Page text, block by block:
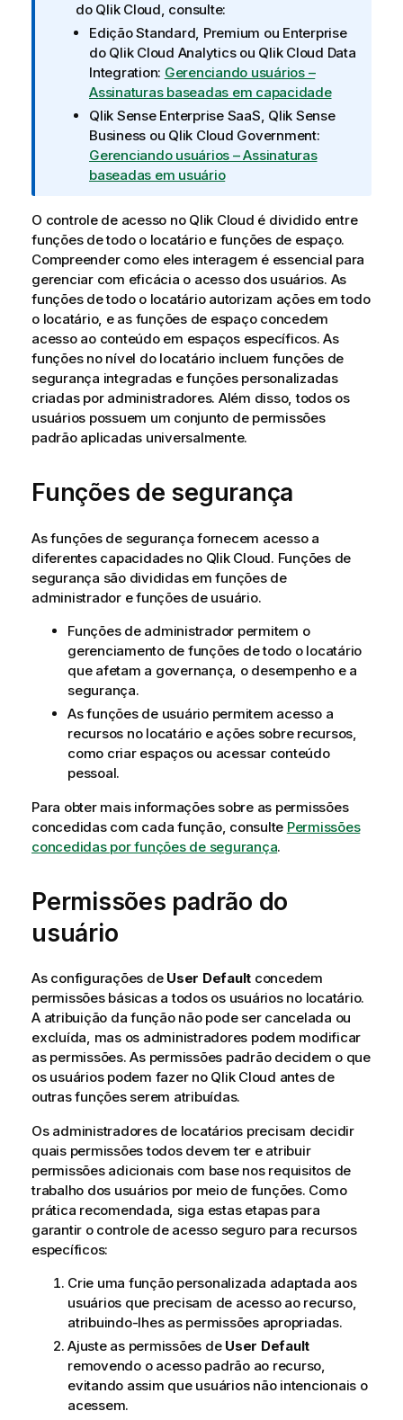
t
a
v
a
do Qlik Cloud, consulte:
Edição Standard, Premium ou Enterprise
do Qlik Cloud Analyticsou Qlik Cloud Data
Integration: Gerenciando usuários –
Assinaturas baseadas em capacidade
Qlik Sense Enterprise SaaS, Qlik Sense
Business ou Qlik Cloud Government:
Gerenciando usuários – Assinaturas
baseadas em usuário
O controle de acesso no Qlik Cloud é dividido entre
funções de todo o locatário e funções de espaço.
Compreender como eles interagem é essencial para
gerenciar com eficácia o acesso dos usuários. As
funções de todo o locatário autorizam ações em todo
o locatário, e as funções de espaço concedem
acesso ao conteúdo em espaços específicos. As
funções no nível do locatário incluem funções de
segurança integradas e funções personalizadas
criadas por administradores. Além disso, todos os
usuários possuem um conjunto de permissões
padrão aplicadas universalmente.
Funções de segurança
As funções de segurança fornecem acesso a
diferentes capacidades no Qlik Cloud. Funções de
segurança são divididas em funções de
administrador e funções de usuário.
Funções de administrador permitem o
gerenciamento de funções de todo o locatário
que afetam a governança, o desempenho e a
segurança.
As funções de usuário permitem acesso a
recursos no locatário e ações sobre recursos,
como criar espaços ou acessar conteúdo
pessoal.
Para obter mais informações sobre as permissões
concedidas com cada função, consulte Permissões
concedidas por funções de segurança.
Permissões padrão do
usuário
As configurações de User Default concedem
permissões básicas a todos os usuários no locatário.
A atribuição da função não pode ser cancelada ou
excluída, mas os administradores podem modificar
as permissões. As permissões padrão decidem o que
os usuários podem fazer no Qlik Cloud antes de
outras funções serem atribuídas.
Os administradores de locatários precisam decidir
quais permissões todos devem ter e atribuir
permissões adicionais com base nos requisitos de
trabalho dos usuários por meio de funções. Como
prática recomendada, siga estas etapas para
garantir o controle de acesso seguro para recursos
específicos:
Crie uma função personalizada adaptada aos
usuários que precisam de acesso ao recurso,
atribuindo-lhes as permissões apropriadas.
Ajuste as permissões de User Default
removendo o acesso padrão ao recurso,
evitando assim que usuários não intencionais o
acessem.